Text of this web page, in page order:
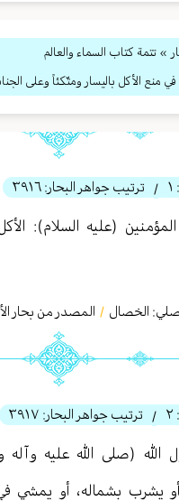
» تتمة كتاب السماء والعالم
منع الأكل باليسار ومتّكئاً وعلى
١ / ترتيب جواهر البحار: ٣٩١٦
(عليه السلام):
الخصال / المصدر من بحار
٢ / ترتيب جواهر البحار: ٣٩١٧
الله (صلى الله عليه
يشرب بشماله، أو يمشي